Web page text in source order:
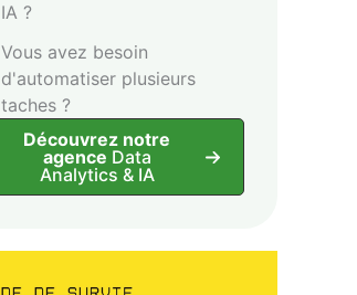
IA ?
Vous avez besoin
d'automatiser plusieurs
taches ?
Découvrez notre
agence Data
Analytics & IA